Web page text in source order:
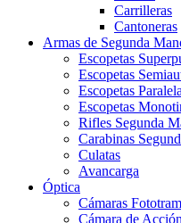
Carrilleras
Cantoneras
Armas de Segunda
Escopetas
Escopetas
Escopetas
Escopetas
Rifles Segunda
Carabinas
Culatas
Avancarga
Óptica
Cámaras
Cámara de Acción